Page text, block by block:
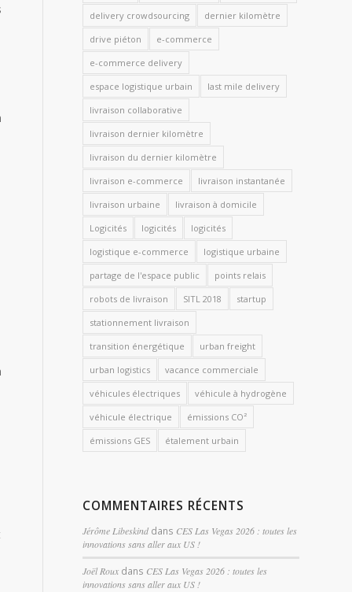
delivery crowdsourcing
dernier kilomètre
drive piéton
e-commerce
e-commerce delivery
espace logistique urbain
last mile delivery
livraison collaborative
livraison dernier kilomètre
livraison du dernier kilomètre
livraison e-commerce
livraison instantanée
livraison urbaine
livraison à domicile
Logicités
logicités
logicités
logistique e-commerce
logistique urbaine
partage de l'espace public
points relais
robots de livraison
SITL 2018
startup
stationnement livraison
transition énergétique
urban freight
urban logistics
vacance commerciale
véhicules électriques
véhicule à hydrogène
véhicule électrique
émissions CO²
émissions GES
étalement urbain
COMMENTAIRES RÉCENTS
Jérôme Libeskind dans CES Las Vegas 2026 : toutes les
innovations sans aller aux US !
Joël Roux dans CES Las Vegas 2026 : toutes les
innovations sans aller aux US !